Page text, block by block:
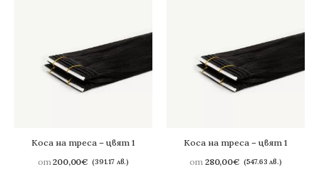
Коса на треса – цвят 1
от200,00€ (391.17 лв.)
Коса на треса – цвят 1
от 280,00€ (547.63 лв.)